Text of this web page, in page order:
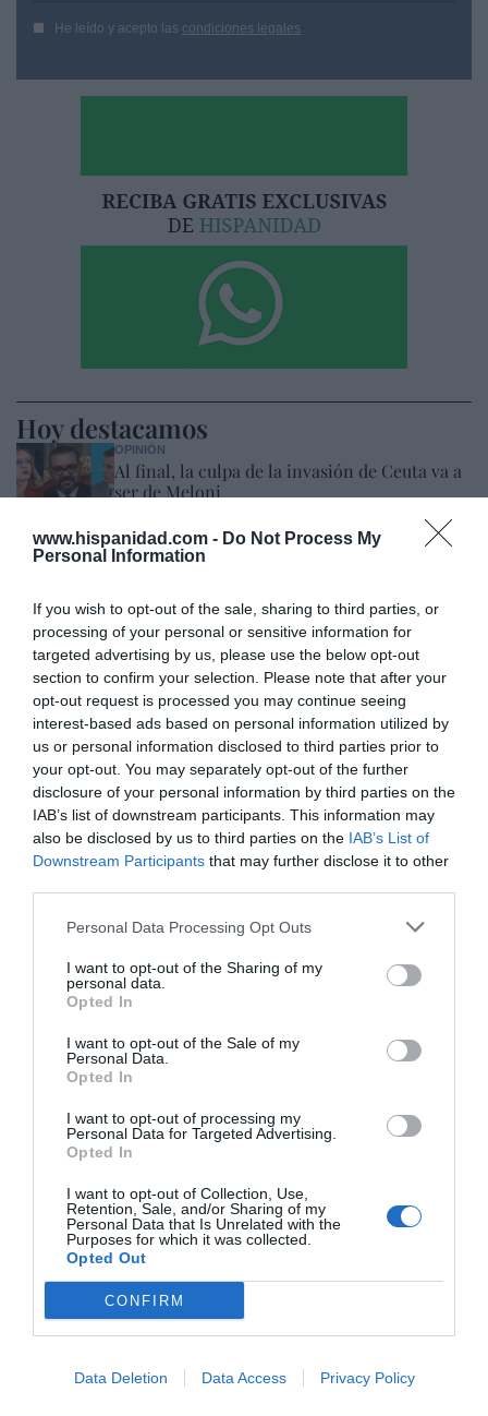
www.hispanidad.com - Do Not Process My
Personal Information
If you wish to opt-out of the sale, sharing to third parties, or
processing of your personal or sensitive information for
targeted advertising by us, please use the below opt-out
section to confirm your selection. Please note that after your
opt-out request is processed you may continue seeing
interest-based ads based on personal information utilized by
us or personal information disclosed to third parties prior to
your opt-out. You may separately opt-out of the further
disclosure of your personal information by third parties on the
IAB’s list of downstream participants. This information may
also be disclosed by us to third parties on the IAB’s List of
Downstream Participants that may further disclose it to other
Personal Data Processing Opt Outs
I want to opt-out of the Sharing of my
personal data.
Opted In
I want to opt-out of the Sale of my
Personal Data.
Opted In
I want to opt-out of processing my
Personal Data for Targeted Advertising.
Opted In
I want to opt-out of Collection, Use,
Retention, Sale, and/or Sharing of my
Personal Data that Is Unrelated with the
Purposes for which it was collected.
Opted Out
CONFIRM
Data Deletion Data Access Privacy Policy
He leído y acepto las condiciones legales
Hoy destacamos
OPINIÓN
Al final, la culpa de la invasión de Ceuta va a
ser de Meloni
Pedro ya no cuida los detalles
Hispanidad 10/08/26 13:02
INTERNACIONAL
Colombia. De la Espriella da un ultimátum a
los grupos terroristas: "Tienen dos caminos:
someterse al imperio de la ley o enfrentar la
fuerza decidida del Estado"
Redacción 10/08/26 12:00
ESPAÑA
los 100 escaños a pesar de la invasión de
Ceuta
ESPAÑA
Los ceutíes piden a los españoles que les
Gobierno tuitea desde La Mareta
Eulogio López
Marcelo Gullo: “El trabajo de desmitificar la
historia, de poner la verdadera, de
desmontar la falsificación, es un trabajo
cristiano"
por Hispanidad
Artículos anteriores